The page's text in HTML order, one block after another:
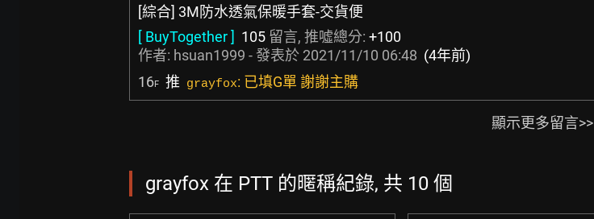
[綜合] 3M防水透氣保暖手套-交貨便
[ BuyTogether ] 105 留言, 推噓總分: +100
作者: hsuan1999 - 發表於 2021/11/10 06:48 (4年前)
16F 推 grayfox: 已填G單 謝謝主購
顯示更多留言>>
grayfox 在 PTT 的暱稱紀錄, 共 10 個